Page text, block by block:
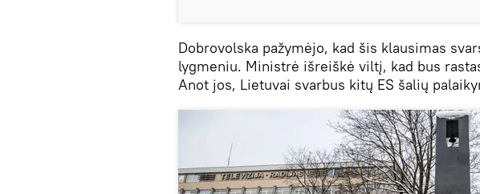
Dobrovolska pažymėjo, kad šis klausimas
lygmeniu. Ministrė išreiškė viltį, kad bus
Anot jos, Lietuvai svarbus kitų ES šalių